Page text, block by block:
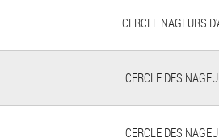
CERCLE NAGEURS
CERCLE DES
CERCLE DES